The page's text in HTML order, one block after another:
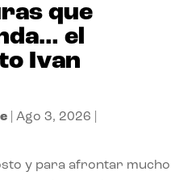
que
el
Ivan
|Ago 3, 2026
y para afrontar mucho